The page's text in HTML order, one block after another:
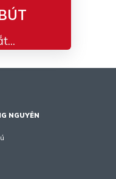
NGUYÊN